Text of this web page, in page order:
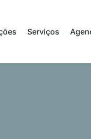
Serviços